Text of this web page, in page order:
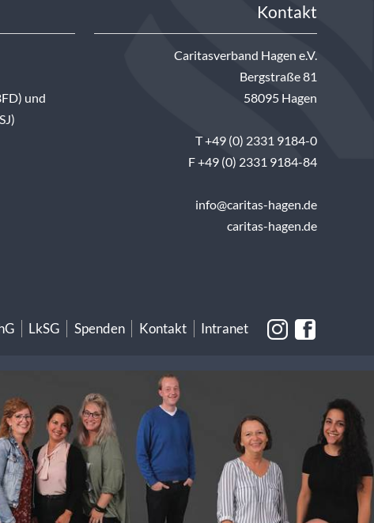
und
Kontakt
Caritasverband Hagen e.V.
Bergstraße 81
58095 Hagen
T +49 (0) 2331 9184-0
F +49 (0) 2331 9184-84
info@caritas-hagen.de
caritas-hagen.de
LkSG Spenden Kontakt Intranet